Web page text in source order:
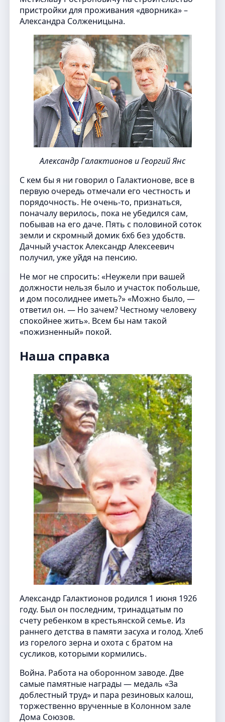
пристройки для проживания «дворника» –
Александра Солженицына.
Александр Галактионов и Георгий Янс
С кем бы я ни говорил о Галактионове, все в
первую очередь отмечали его честность и
порядочность. Не очень-то, признаться,
поначалу верилось, пока не убедился сам,
побывав на его даче. Пять с половиной соток
земли и скромный домик 6х6 без удобств.
Дачный участок Александр Алексеевич
получил, уже уйдя на пенсию.
Не мог не спросить: «Неужели при вашей
должности нельзя было и участок побольше,
и дом посолиднее иметь?» «Можно было, —
ответил он. — Но зачем? Честному человеку
спокойнее жить». Всем бы нам такой
«пожизненный» покой.
Наша справка
Александр Галактионов родился 1 июня 1926
году. Был он последним, тринадцатым по
счету ребенком в крестьянской семье. Из
раннего детства в памяти засуха и голод. Хлеб
из горелого зерна и охота с братом на
сусликов, которыми кормились.
Война. Работа на оборонном заводе. Две
самые памятные награды — медаль «За
доблестный труд» и пара резиновых калош,
торжественно врученные в Колонном зале
Дома Союзов.